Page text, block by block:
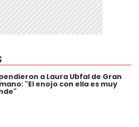
a Laura Ubfal de Gran
"El enojo con ella es muy